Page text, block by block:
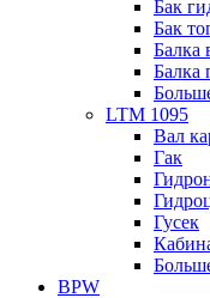
Бак
Бак
Балка
Балка
LTM 1095
Вал
Гак
Гусек
BPW